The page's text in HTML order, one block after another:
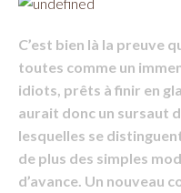
C’est bien là la preuve
toutes comme un
idiots, prêts à finir en
aurait donc un sursaut
lesquelles se
de plus des simples
d’avance. Un nouveau